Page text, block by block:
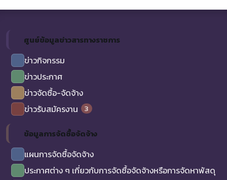
ศูนย์ข้อมูลข่าวสารทางราชการ
ข่าวกิจกรรม
ข่าวประกาศ
ข่าวจัดซื้อ-จัดจ้าง
ข่าวรับสมัครงาน
3
ข้อมูลการจัดซื้อจัดจ้าง
แผนการจัดซื้อจัดจ้าง
ประกาศต่าง ๆ เกี่ยวกับการจัดซื้อจัดจ้างหรือการจัดหาพัสดุ